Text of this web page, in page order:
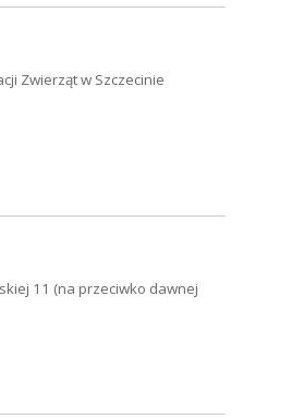
Zwierząt w Szczecinie
11 (na przeciwko dawnej